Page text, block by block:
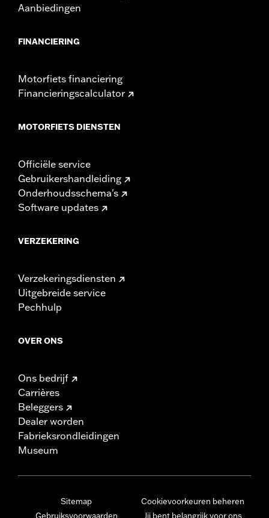
Aanbiedingen
FINANCIERING
Motorfiets financiering
Financieringscalculator
MOTORFIETS DIENSTEN
Officiële service
Gebruikershandleiding
Onderhoudsschema's
Software updates
VERZEKERING
Verzekeringsdiensten
Uitgebreide service
Pechhulp
OVER ONS
Ons bedrijf
Carrières
Beleggers
Dealer worden
Fabrieksrondleidingen
Museum
Sitemap
Gebruiksvoorwaarden
Cookievoorkeuren beheren
Jij bent belangrijk voor ons